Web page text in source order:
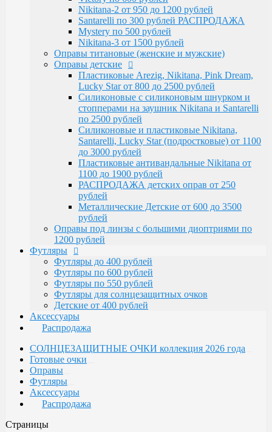
Santarelli, Lucky Star (подростковые) от 1100
до 3000 рублей
Пластиковые антивандальные Nikitana от
1100 до 1900 рублей
РАСПРОДАЖА детских оправ от 250 рублей
Металлические Детские от 600 до 3500
рублей
Оправы под линзы с большими диоптриями по
1200 рублей
Футляры до 400 рублей
Футляры по 600 рублей
Футляры по 550 рублей
Футляры для солнцезащитных очков
Детские от 400 рублей
Распродажа
Nikitana-2 от 950 до 1200 рублей
Santarelli по 300 рублей РАСПРОДАЖА
Mystery по 500 рублей
Nikitana-3 от 1500 рублей
Оправы титановые (женские и мужские)
Оправы детские
Пластиковые Arezig, Nikitana, Pink Dream,
Lucky Star от 800 до 2500 рублей
Силиконовые с силиконовым шнурком и
стопперами на заушник Nikitana и Santarelli
по 2500 рублей
Силиконовые и пластиковые Nikitana,
Santarelli, Lucky Star (подростковые) от 1100
до 3000 рублей
Пластиковые антивандальные Nikitana от
1100 до 1900 рублей
РАСПРОДАЖА детских оправ от 250
рублей
Металлические Детские от 600 до 3500
рублей
Оправы под линзы с большими диоптриями по
1200 рублей
Футляры
Футляры до 400 рублей
Футляры по 600 рублей
Футляры по 550 рублей
Футляры для солнцезащитных очков
Детские от 400 рублей
Аксессуары
Распродажа
СОЛНЦЕЗАЩИТНЫЕ ОЧКИ коллекция 2026 года
Готовые очки
Оправы
Футляры
Аксессуары
Распродажа
Страницы